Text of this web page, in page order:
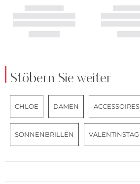
Stöbern Sie weiter
CHLOE DAMEN ACCESSOIRES
SONNENBRILLEN VALENTINSTAG